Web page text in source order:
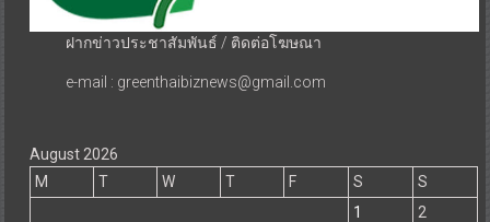
ฝากข่าวประชาสัมพันธ์ / ติดต่อโฆษณา
e-mail : greenthaibiznews@gmail.com
August 2026
M
T W T F S
S
1
2